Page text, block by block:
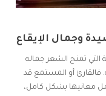
وجمال الإيقاع
التي تمنح الشعر جماله
فالقارئ أو المستمع قد
معانيها بشكل كامل،